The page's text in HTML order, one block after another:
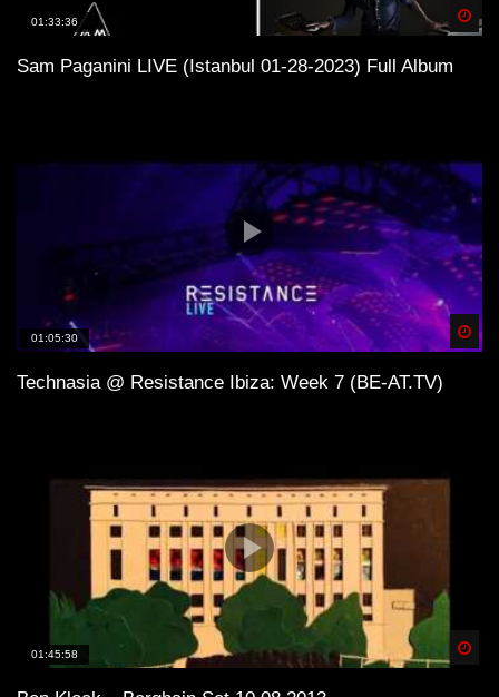
01:33:36
Sam Paganini LIVE (Istanbul 01-28-2023) Full Album
01:05:30
Technasia @ Resistance Ibiza: Week 7 (BE-AT.TV)
01:45:58